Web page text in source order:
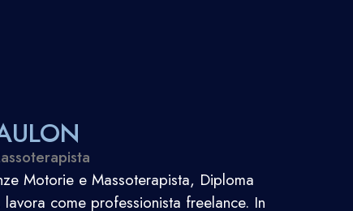
Motorie e Massoterapista, Diploma
come professionista freelance. In